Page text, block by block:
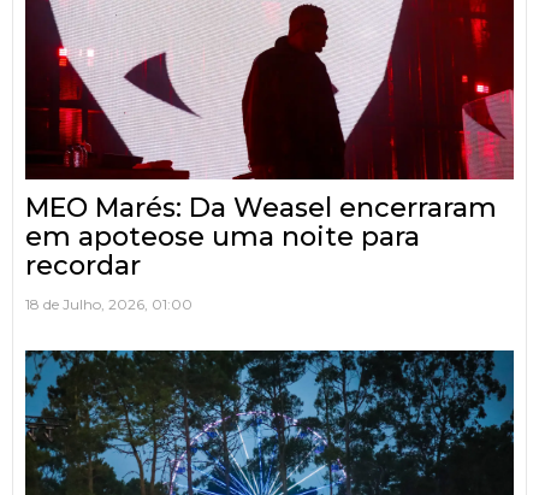
MEO Marés: Da Weasel encerraram
em apoteose uma noite para
recordar
18 de Julho, 2026, 01:00